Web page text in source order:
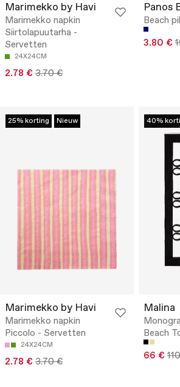
Marimekko by Havi
Marimekko napkin
Siirtolapuutarha -
Servetten
24X24CM
2.78 € 3.70 €
Panos
Beach
3.80 €
25% korting Nieuw
Marimekko by Havi
Marimekko napkin
Piccolo - Servetten
24X24CM
2.78 € 3.70 €
40%
Malina
Beach
66 €